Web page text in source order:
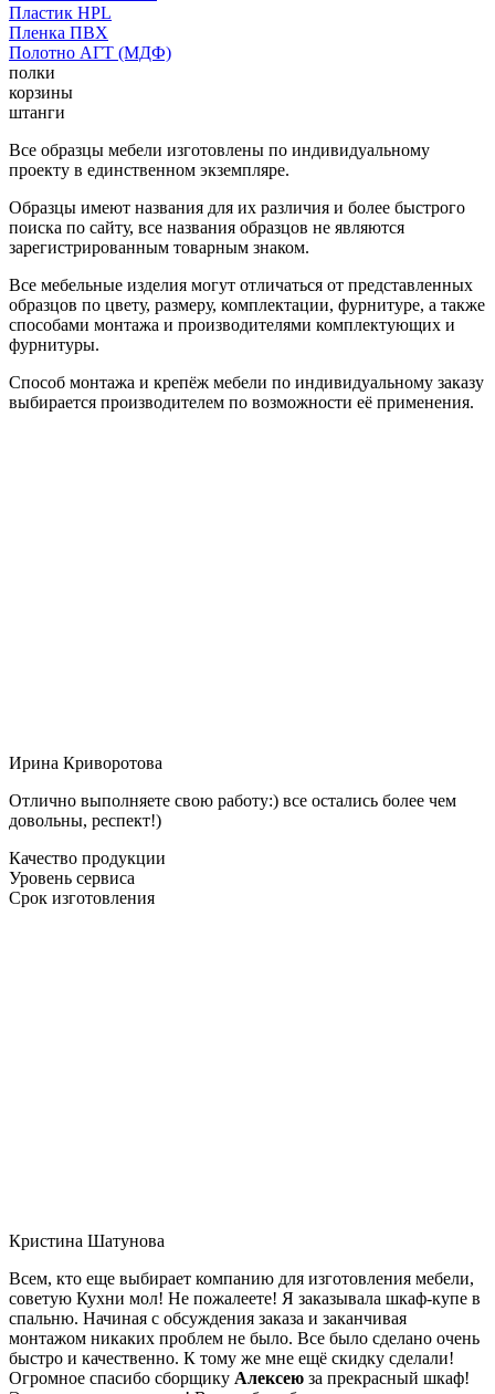
Пластик HPL
Пленка ПВХ
Полотно АГТ (МДФ)
полки
корзины
штанги
Все образцы мебели изготовлены по индивидуальному
проекту в единственном экземпляре.
Образцы имеют названия для их различия и более быстрого
поиска по сайту, все названия образцов не являются
зарегистрированным товарным знаком.
Все мебельные изделия могут отличаться от представленных
образцов по цвету, размеру, комплектации, фурнитуре, а также
способами монтажа и производителями комплектующих и
фурнитуры.
Способ монтажа и крепёж мебели по индивидуальному заказу
выбирается производителем по возможности её применения.
Ирина Криворотова
Отлично выполняете свою работу:) все остались более чем
довольны, респект!)
Качество продукции
Уровень сервиса
Срок изготовления
Кристина Шатунова
Всем, кто еще выбирает компанию для изготовления мебели,
советую Кухни мол! Не пожалеете! Я заказывала шкаф-купе в
спальню. Начиная с обсуждения заказа и заканчивая
монтажом никаких проблем не было. Все было сделано очень
быстро и качественно. К тому же мне ещё скидку сделали!
Огромное спасибо сборщику Алексею за прекрасный шкаф!